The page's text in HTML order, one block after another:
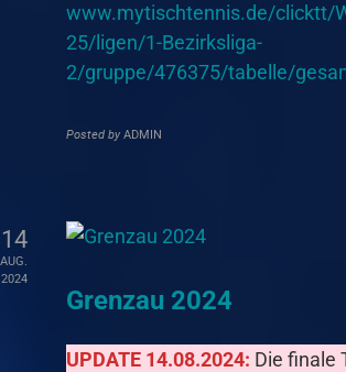
www.mytischtennis.de/clicktt/
25/ligen/1-Bezirksliga-
2/gruppe/476375/tabelle/
Posted by ADMIN
14
AUG.
2024
Grenzau 2024
UPDATE 14.08.2024: Die finale